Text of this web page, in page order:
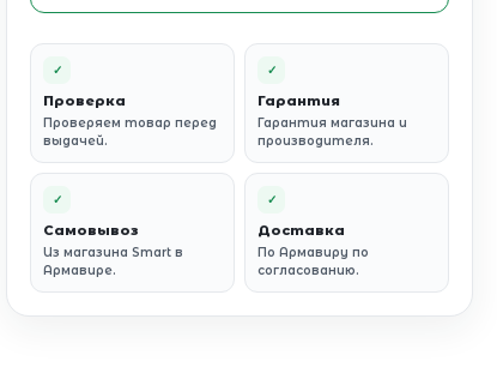
✓
Проверка
Проверяем товар перед
выдачей.
✓
Гарантия
Гарантия магазина и
производителя.
✓
Самовывоз
Из магазина Smart в
Армавире.
✓
Доставка
По Армавиру по
согласованию.